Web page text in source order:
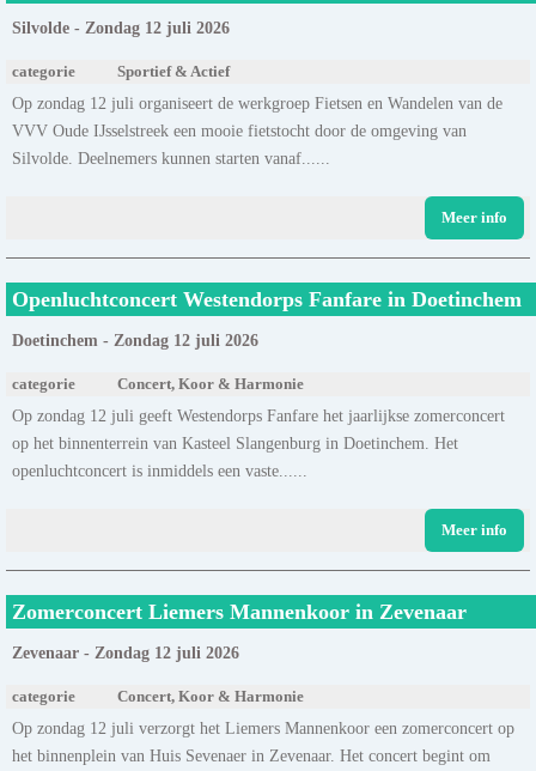
Silvolde - Zondag 12 juli 2026
categorie Sportief & Actief
Op zondag 12 juli organiseert de werkgroep Fietsen en Wandelen van de
VVV Oude IJsselstreek een mooie fietstocht door de omgeving van
Silvolde. Deelnemers kunnen starten vanaf......
Meer info
Openluchtconcert Westendorps Fanfare in Doetinchem
Doetinchem - Zondag 12 juli 2026
categorie Concert, Koor & Harmonie
Op zondag 12 juli geeft Westendorps Fanfare het jaarlijkse zomerconcert
op het binnenterrein van Kasteel Slangenburg in Doetinchem. Het
openluchtconcert is inmiddels een vaste......
Meer info
Zomerconcert Liemers Mannenkoor in Zevenaar
Zevenaar - Zondag 12 juli 2026
categorie Concert, Koor & Harmonie
Op zondag 12 juli verzorgt het Liemers Mannenkoor een zomerconcert op
het binnenplein van Huis Sevenaer in Zevenaar. Het concert begint om